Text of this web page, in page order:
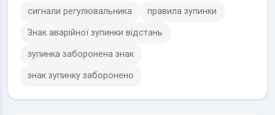
сигнали регулювальника правила зупинки
Знак аварійної зупинки відстань
зупинка заборонена знак
знак зупинку заборонено